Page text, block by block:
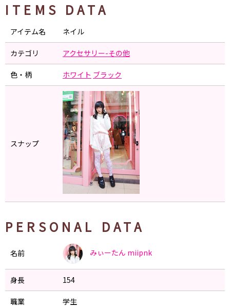
ITEMS DATA
アイテム名 ネイル
カテゴリ アクセサリー-その他
色・柄 ホワイト ブラック
スナップ
PERSONAL DATA
名前 みぃーたん miipnk
身長 154
職業 学生